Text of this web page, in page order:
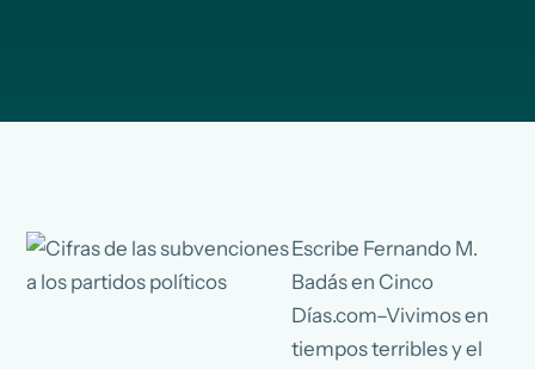
Escribe Fernando M.
Badás en Cinco
Días.com–Vivimos en
tiempos terribles y el